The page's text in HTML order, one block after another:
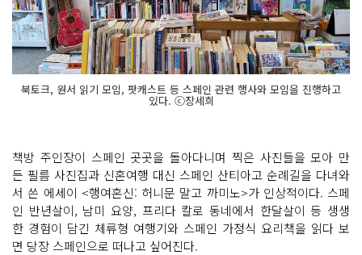
북토크, 원서 읽기 모임, 팟캐스트 등 스페인 관련 행사와 모임을 진행하고
있다. ⓒ장세희
책방 주인장이 스페인 곳곳을 돌아다니며 찍은 사진들을 모아 만
든 필름 사진집과 신혼여행 대신 스페인 산티아고 순례길을 다녀와
서 쓴 에세이 <행여혼신: 허니문 말고 까미노>가 인상적이다. 스페
인 반년살이, 남미 요양, 프리다 칼로 동네에서 한달살이 등 생생
한 경험이 담긴 체류형 여행기와 스페인 가정식 요리책을 읽다 보
면 당장 스페인으로 떠나고 싶어진다.